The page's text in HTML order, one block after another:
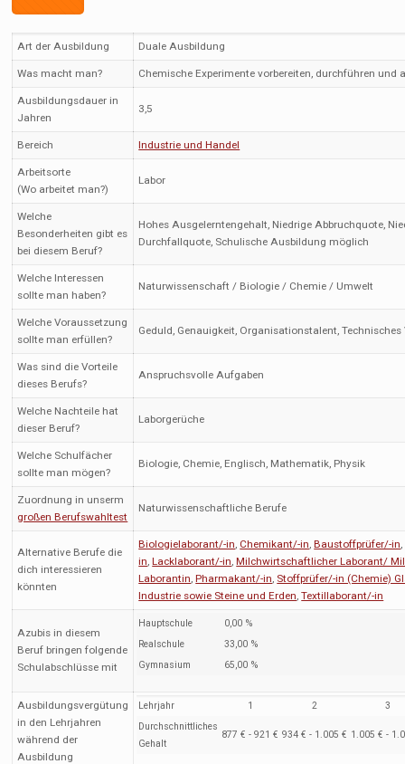
Art der Ausbildung Duale Ausbildung
Was macht man? Chemische Experimente vorbereiten, durchführen und
Ausbildungsdauer in
Jahren
3,5
Bereich Industrie und Handel
Arbeitsorte
(Wo arbeitet man?)
Labor
Welche
Besonderheiten gibt es
bei diesem Beruf?
Hohes Ausgelerntengehalt, Niedrige Abbruchquote,
Durchfallquote, Schulische Ausbildung möglich
Welche Interessen
sollte man haben?
Naturwissenschaft / Biologie / Chemie / Umwelt
Welche Voraussetzung
sollte man erfüllen?
Geduld, Genauigkeit, Organisationstalent,
Was sind die Vorteile
dieses Berufs?
Anspruchsvolle Aufgaben
Welche Nachteile hat
dieser Beruf?
Laborgerüche
Welche Schulfächer
sollte man mögen?
Biologie, Chemie, Englisch, Mathematik, Physik
Zuordnung in unserm
großen Berufswahltest
Naturwissenschaftliche Berufe
Alternative Berufe die
dich interessieren
könnten
Biologielaborant/-in, Chemikant/-in,Baustoffprüfer/-in,
in,Lacklaborant/-in,Milchwirtschaftlicher Laborant/
Laborantin,Pharmakant/-in, Stoffprüfer/-in (Chemie)
Industrie sowie Steine und Erden,Textillaborant/-in
Azubis in diesem
Beruf bringen folgende
Schulabschlüsse mit
Hauptschule
0,00 %
Realschule
33,00 %
Gymnasium
65,00 %
Ausbildungsvergütung
in den Lehrjahren
während der
Ausbildung
Lehrjahr 1 2
3
Durchschnittliches
Gehalt
877 € - 921 € 934 € - 1.005 € 1.005 € -